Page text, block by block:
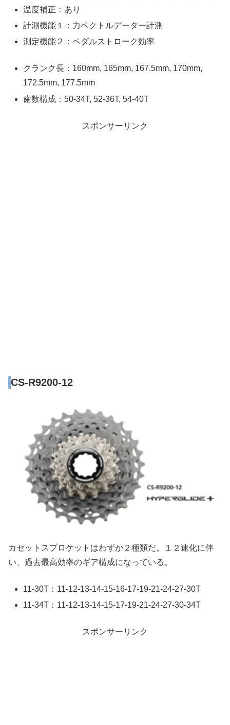
温度補正：あり
計測機能１：力ベクトルデーター計測
測定機能２：ペダルストローク効率
クランク長：160mm, 165mm, 167.5mm, 170mm,
172.5mm, 177.5mm
歯数構成：50-34T, 52-36T, 54-40T
スポンサーリンク
CS-R9200-12
カセットスプロケットはわずか２種類だ。１２速化に伴
い、過去最高効率のギア構成になっている。
11-30T：11-12-13-14-15-16-17-19-21-24-27-30T
11-34T：11-12-13-14-15-17-19-21-24-27-30-34T
スポンサーリンク